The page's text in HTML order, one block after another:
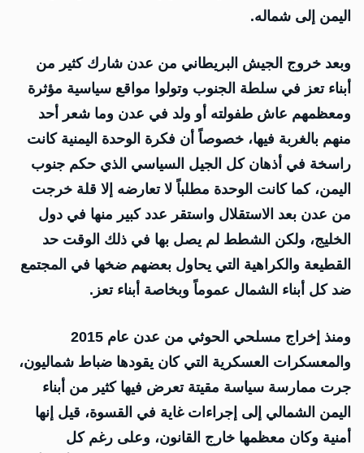
اليمن إلى شماله.
وبعد خروج الجيش البريطاني من عدن شارك كثير من
أبناء تعز في سلطة الجنوب وتولوا مواقع سياسية مؤثرة
ومعظمهم عاش طفولته أو ولد في عدن وما شعر أحد
منهم بالغربة فيها، خصوصاً أن فكرة الوحدة اليمنية كانت
راسخة في أذهان كل الجيل السياسي الذي حكم جنوب
اليمن، كما كانت الوحدة مطلباً لا تعارضه إلا قلة خرجت
من عدن بعد الاستقلال واستقر عدد كبير منها في دول
الخليج، ولكن الشطط لم يصل بها في ذلك الوقت حد
القطيعة والكراهية التي يحاول بعضهم ضخها في المجتمع
ضد كل أبناء الشمال عموماً وبخاصة أبناء تعز.
ومنذ إخراج مسلحي الحوثي من عدن عام 2015
والمعسكرات العسكرية التي كان يقودها ضباط شماليون،
جرت ممارسة سياسة مقيتة تعرض فيها كثير من أبناء
اليمن الشمالي إلى إجراءات غاية في القسوة، قيل إنها
أمنية وكان معظمها خارج القانون، وعلى رغم كل